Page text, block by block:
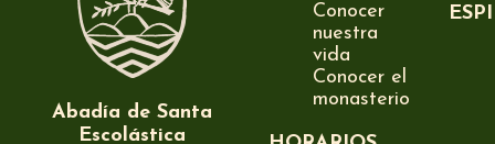
Abadía de Santa
Escolástica
Conocer
nuestra
vida
Conocer el
monasterio